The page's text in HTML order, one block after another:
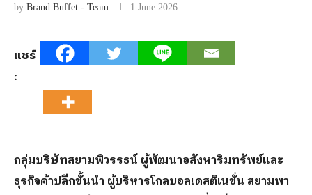
by Brand Buffet - Team 1 June 2026
แชร์
:
กลุ่มบริษัทสยามพิวรรธน์ ผู้พัฒนาอสังหาริมทรัพย์และ
ธุรกิจค้าปลีกชั้นนำ ผู้บริหารโกลบอลเดสติเนชั่น สยามพา